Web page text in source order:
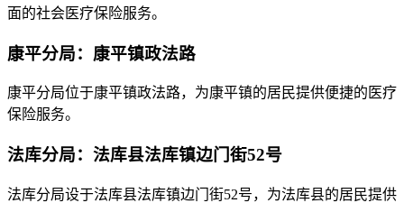
面的社会医疗保险服务。
康平分局：康平镇政法路
康平分局位于康平镇政法路，为康平镇的居民提供便捷的医疗
保险服务。
法库分局：法库县法库镇边门街52号
法库分局设于法库县法库镇边门街52号，为法库县的居民提供